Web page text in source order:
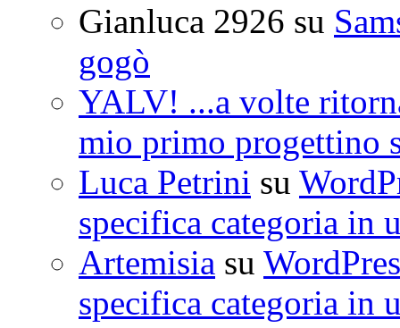
Gianluca 2926 su
gogò
YALV! ...a volte
mio primo progettino
Luca Petrini su
specifica categoria in
Artemisia su
specifica categoria in